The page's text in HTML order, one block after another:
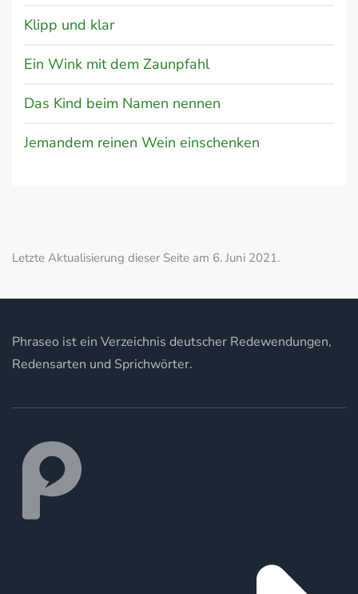
Klipp und klar
Ein Wink mit dem Zaunpfahl
Das Kind beim Namen nennen
Jemandem reinen Wein einschenken
Letzte Aktualisierung dieser Seite am 6. Juni 2021.
Phraseo ist ein Verzeichnis deutscher Redewendungen,
Redensarten und Sprichwörter.